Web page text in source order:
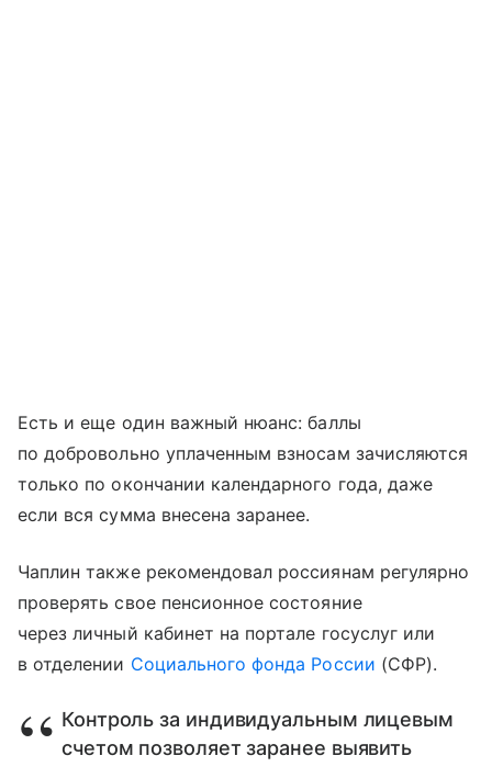
Есть и еще один важный нюанс: баллы
по добровольно уплаченным взносам зачисляются
только по окончании календарного года, даже
если вся сумма внесена заранее.
Чаплин также рекомендовал россиянам регулярно
проверять свое пенсионное состояние
через личный кабинет на портале госуслуг или
в отделении Социального фонда России (СФР).
Контроль за индивидуальным лицевым
счетом позволяет заранее выявить